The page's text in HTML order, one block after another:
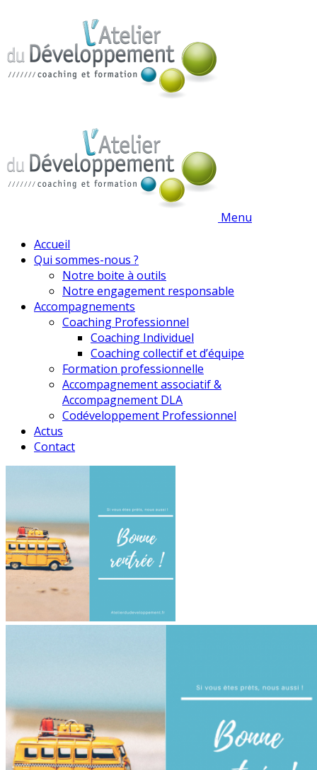
Menu
Accueil
Qui sommes-nous ?
Notre boite à outils
Notre engagement responsable
Accompagnements
Coaching Professionnel
Coaching Individuel
Coaching collectif et d’équipe
Formation professionnelle
Accompagnement associatif &
Accompagnement DLA
Codéveloppement Professionnel
Actus
Contact